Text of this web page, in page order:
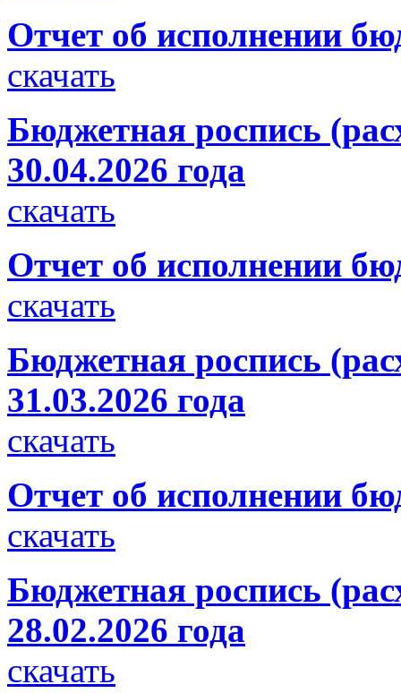
Отчет об исполнении
скачать
Бюджетная роспись
30.04.2026 года
скачать
Отчет об исполнении
скачать
Бюджетная роспись
31.03.2026 года
скачать
Отчет об исполнении
скачать
Бюджетная роспись
28.02.2026 года
скачать